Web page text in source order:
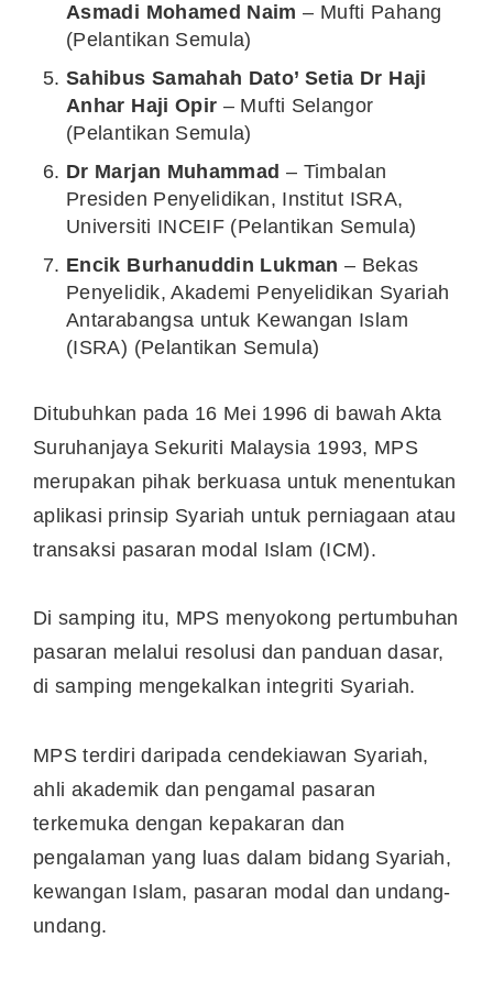
Asmadi Mohamed Naim – Mufti Pahang
(Pelantikan Semula)
Sahibus Samahah Dato’ Setia Dr Haji
Anhar Haji Opir – Mufti Selangor
(Pelantikan Semula)
Dr Marjan Muhammad – Timbalan
Presiden Penyelidikan, Institut ISRA,
Universiti INCEIF (Pelantikan Semula)
Encik Burhanuddin Lukman – Bekas
Penyelidik, Akademi Penyelidikan Syariah
Antarabangsa untuk Kewangan Islam
(ISRA) (Pelantikan Semula)
Ditubuhkan pada 16 Mei 1996 di bawah Akta
Suruhanjaya Sekuriti Malaysia 1993, MPS
merupakan pihak berkuasa untuk menentukan
aplikasi prinsip Syariah untuk perniagaan atau
transaksi pasaran modal Islam (ICM).
Di samping itu, MPS menyokong pertumbuhan
pasaran melalui resolusi dan panduan dasar,
di samping mengekalkan integriti Syariah.
MPS terdiri daripada cendekiawan Syariah,
ahli akademik dan pengamal pasaran
terkemuka dengan kepakaran dan
pengalaman yang luas dalam bidang Syariah,
kewangan Islam, pasaran modal dan undang-
undang.